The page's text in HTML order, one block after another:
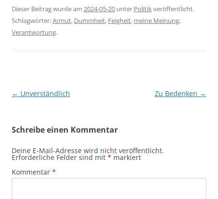
Dieser Beitrag wurde am 2024-05-20 unter Politikveröffentlicht.
Schlagwörter:Armut, Dummheit, Feigheit, meine Meinung,
Verantwortung.
Beitragsnavigation
← Unverständlich Zu Bedenken →
Schreibe einen Kommentar
Deine E-Mail-Adresse wird nicht veröffentlicht.
Erforderliche Felder sind mit * markiert
Kommentar *